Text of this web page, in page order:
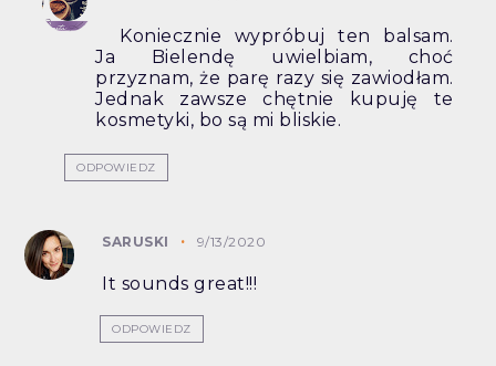
Koniecznie wypróbuj ten balsam.
Ja Bielendę uwielbiam, choć
przyznam, że parę razy się zawiodłam.
Jednak zawsze chętnie kupuję te
kosmetyki, bo są mi bliskie.
ODPOWIEDZ
SARUSKI 9/13/2020
It sounds great!!!
ODPOWIEDZ